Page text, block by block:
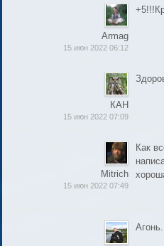
Armag
15 июн 2022 06:12
КАН
15 июн 2022 07:09
Mitrich
15 июн 2022 07:49
Как